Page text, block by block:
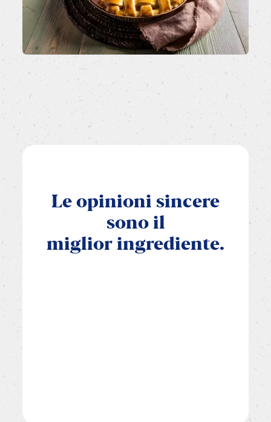
Le opinioni sincere
sono il
miglior ingrediente.